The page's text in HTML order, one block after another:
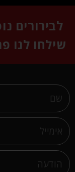
לבירורים
שילחו לנו